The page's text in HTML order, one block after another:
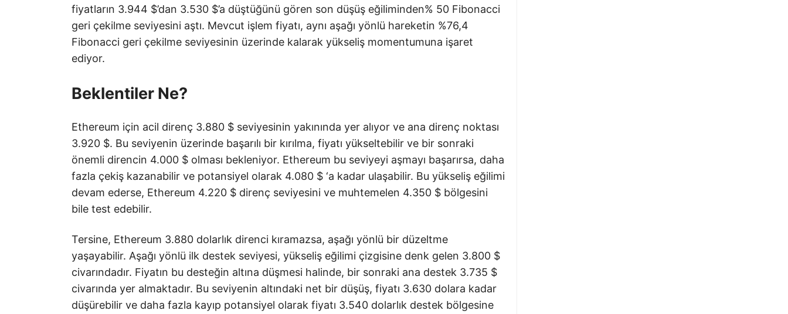
fiyatların 3.944 $’dan 3.530 $’a düştüğünü gören son düşüş eğiliminden% 50 Fibonacci
geri çekilme seviyesini aştı. Mevcut işlem fiyatı, aynı aşağı yönlü hareketin %76,4
Fibonacci geri çekilme seviyesinin üzerinde kalarak yükseliş momentumuna işaret
ediyor.
Beklentiler Ne?
Ethereum için acil direnç 3.880 $ seviyesinin yakınında yer alıyor ve ana direnç noktası
3.920 $. Bu seviyenin üzerinde başarılı bir kırılma, fiyatı yükseltebilir ve bir sonraki
önemli direncin 4.000 $ olması bekleniyor. Ethereum bu seviyeyi aşmayı başarırsa, daha
fazla çekiş kazanabilir ve potansiyel olarak 4.080 $ ‘a kadar ulaşabilir. Bu yükseliş eğilimi
devam ederse, Ethereum 4.220 $ direnç seviyesini ve muhtemelen 4.350 $ bölgesini
bile test edebilir.
Tersine, Ethereum 3.880 dolarlık direnci kıramazsa, aşağı yönlü bir düzeltme
yaşayabilir. Aşağı yönlü ilk destek seviyesi, yükseliş eğilimi çizgisine denk gelen 3.800 $
civarındadır. Fiyatın bu desteğin altına düşmesi halinde, bir sonraki ana destek 3.735 $
civarında yer almaktadır. Bu seviyenin altındaki net bir düşüş, fiyatı 3.630 dolara kadar
düşürebilir ve daha fazla kayıp potansiyel olarak fiyatı 3.540 dolarlık destek bölgesine